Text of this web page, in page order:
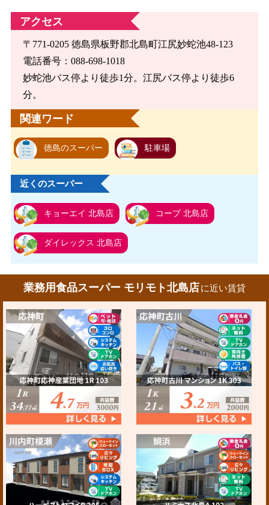
アクセス
〒771-0205 徳島県板野郡北島町江尻妙蛇池48-123
電話番号：088-698-1018
妙蛇池バス停より徒歩1分。江尻バス停より徒歩6
分。
関連ワード
徳島のスーパー 駐車場
近くのスーパー
キョーエイ 北島店 コープ 北島店
ダイレックス 北島店
業務用食品スーパー モリモト北島店に近い賃貸